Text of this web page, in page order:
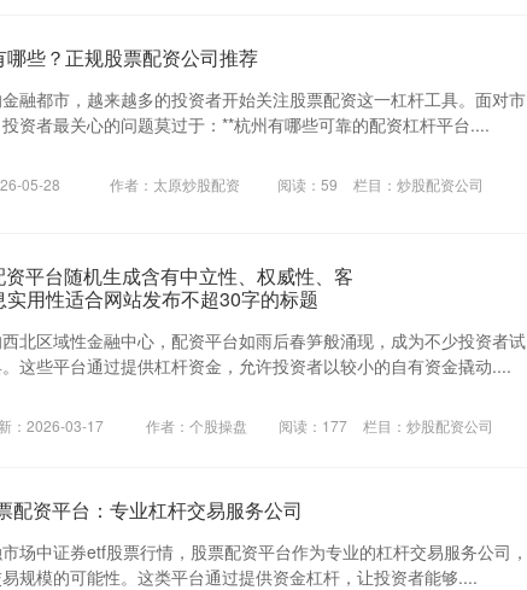
些？正规股票配资公司推荐
融都市，越来越多的投资者开始关注股票配资这一杠杆工具。面对市
资者最关心的问题莫过于：**杭州有哪些可靠的配资杠杆平台....
05-28 作者：太原炒股配资 阅读： 59 栏目： 炒股配资公司
平台随机生成含有中立性、权威性、客
用性适合网站发布不超30字的标题
北区域性金融中心，配资平台如雨后春笋般涌现，成为不少投资者试
这些平台通过提供杠杆资金，允许投资者以较小的自有资金撬动....
：2026-03-17 作者：个股操盘 阅读： 177 栏目： 炒股配资公司
配资平台：专业杠杆交易服务公司
场中证券etf股票行情，股票配资平台作为专业的杠杆交易服务公司，
规模的可能性。这类平台通过提供资金杠杆，让投资者能够....